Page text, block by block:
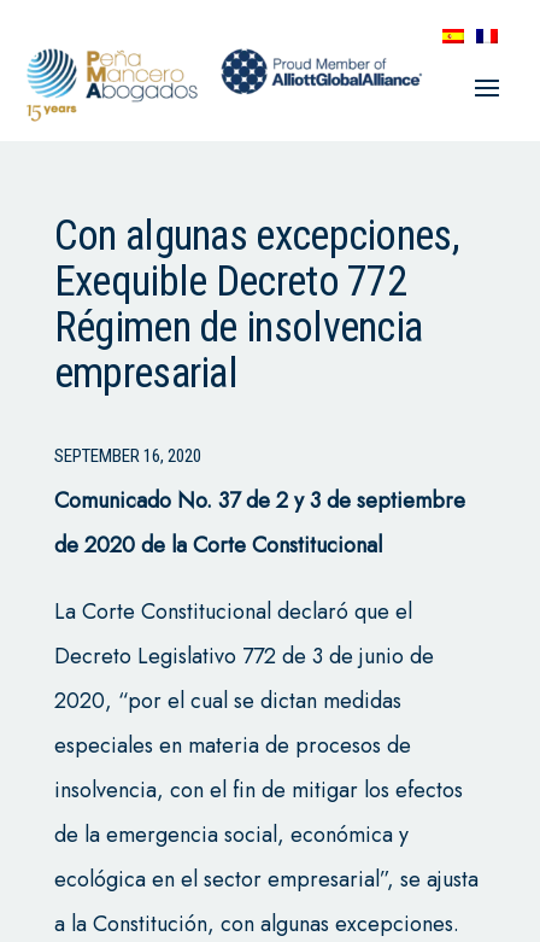
Con algunas excepciones,
Exequible Decreto 772
Régimen de insolvencia
empresarial
SEPTEMBER 16, 2020
Comunicado No. 37 de 2 y 3 de septiembre
de 2020 de la Corte Constitucional
La Corte Constitucional declaró que el
Decreto Legislativo 772 de 3 de junio de
2020, “por el cual se dictan medidas
especiales en materia de procesos de
insolvencia, con el fin de mitigar los efectos
de la emergencia social, económica y
ecológica en el sector empresarial”, se ajusta
a la Constitución, con algunas excepciones.